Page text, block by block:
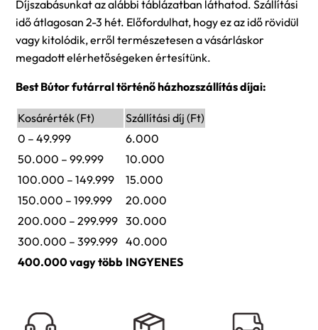
Díjszabásunkat az alábbi táblázatban láthatod. Szállítási
idő átlagosan 2-3 hét. Előfordulhat, hogy ez az idő rövidül
vagy kitolódik, erről természetesen a vásárláskor
megadott elérhetőségeken értesítünk.
Best Bútor futárral történő házhozszállítás díjai:
Kosárérték (Ft)
Szállítási díj (Ft)
0 – 49.999
6.000
50.000 – 99.999
10.000
100.000 – 149.999
15.000
150.000 – 199.999
20.000
200.000 – 299.999 30.000
300.000 – 399.999 40.000
400.000 vagy több INGYENES